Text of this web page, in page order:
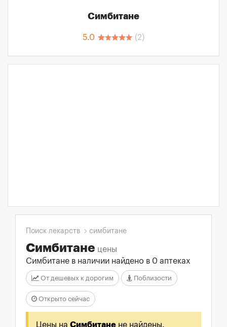
Симбитане
5.0 (2)
Поиск лекарств симбитане
Симбитане цены
Симбитане в наличии найдено в 0 аптеках
От дешевых к дорогим Поблизости
Открыто сейчас
Цены на Симбитане не найдены.